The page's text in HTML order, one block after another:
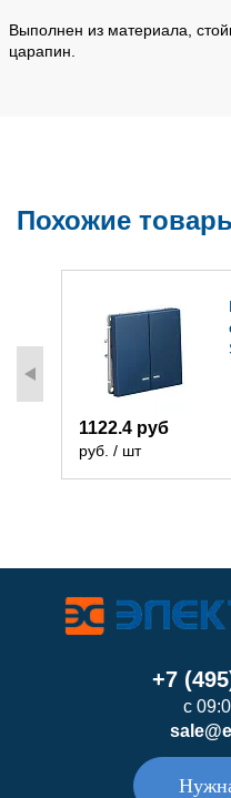
Выполнен из материала,
царапин.
Похожие
1122.4 руб
руб. / шт
+7
с